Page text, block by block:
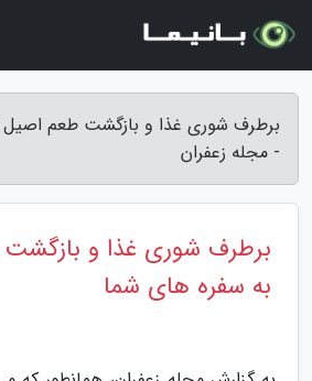
برطرف شوری غذا و بازگشت طعم
- مجله زعفران
برطرف شوری غذا و
به سفره های شما